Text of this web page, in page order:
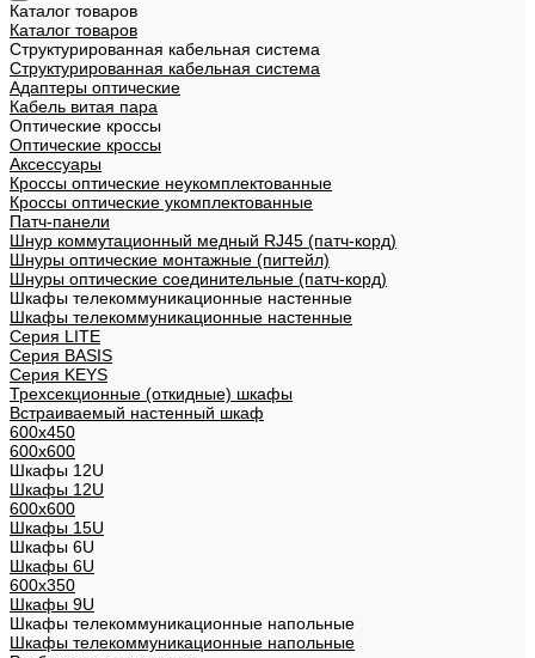
Каталог товаров
Каталог товаров
Структурированная кабельная система
Структурированная кабельная система
Адаптеры оптические
Кабель витая пара
Оптические кроссы
Оптические кроссы
Аксессуары
Кроссы оптические неукомплектованные
Кроссы оптические укомплектованные
Патч-панели
Шнур коммутационный медный RJ45 (патч-корд)
Шнуры оптические монтажные (пигтейл)
Шнуры оптические соединительные (патч-корд)
Шкафы телекоммуникационные настенные
Шкафы телекоммуникационные настенные
Cерия LITE
Cерия BASIS
Cерия KEYS
Трехсекционные (откидные) шкафы
Встраиваемый настенный шкаф
600x450
600x600
Шкафы 12U
Шкафы 12U
600x600
Шкафы 15U
Шкафы 6U
Шкафы 6U
600x350
Шкафы 9U
Шкафы телекоммуникационные напольные
Шкафы телекоммуникационные напольные